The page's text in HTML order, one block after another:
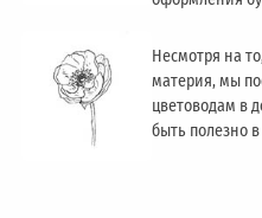
Несмотря на
материя, мы
цветоводам в
быть полезно